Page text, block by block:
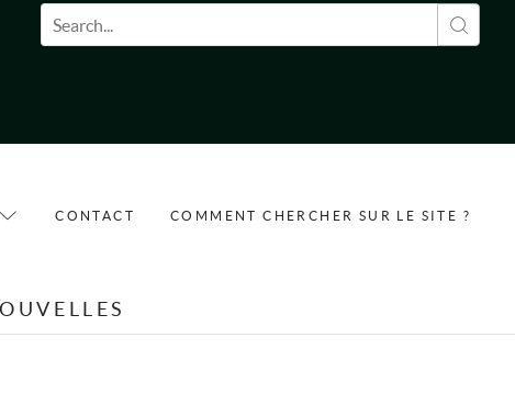
Formulaire de recherche
CONTACT COMMENT CHERCHER SUR LE SITE ?